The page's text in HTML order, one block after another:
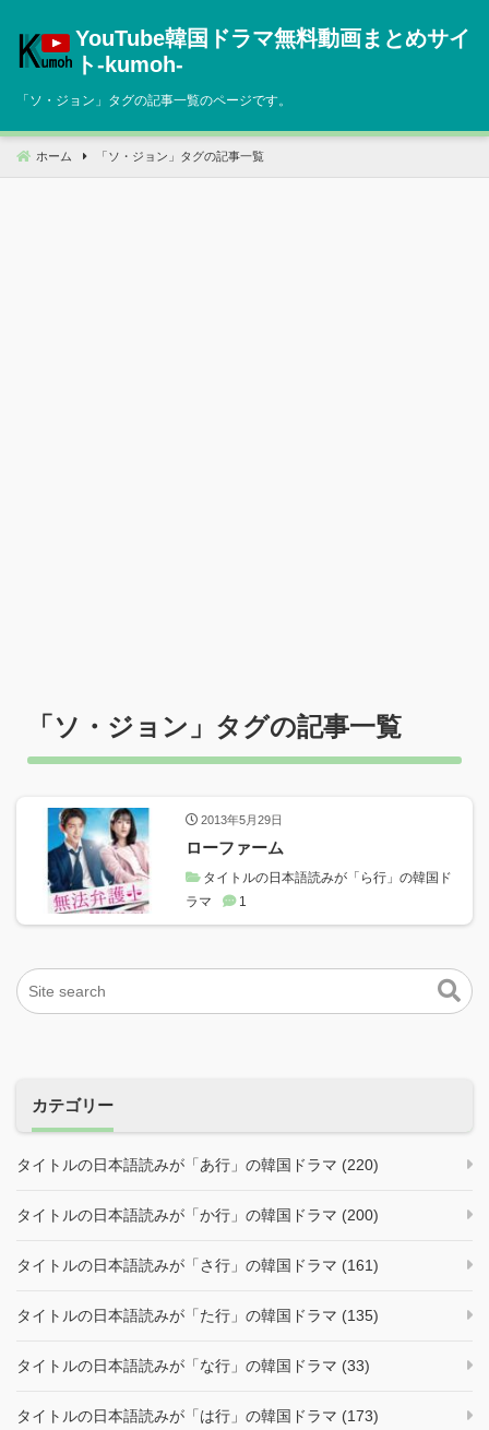
へ
動
YouTube韓国ドラマ無料動画まとめサイ
ト‐kumoh‐
「ソ・ジョン 」タグの記事一覧のページです。
ホーム 「 ソ・ジョン 」タグの記事一覧
「ソ・ジョン 」タグの記事一覧
2013年5月29日
ローファーム
タイトルの日本語読みが「ら行」の韓国ド
ラマ
1
カテゴリー
タイトルの日本語読みが「あ行」の韓国ドラマ (220)
タイトルの日本語読みが「か行」の韓国ドラマ (200)
タイトルの日本語読みが「さ行」の韓国ドラマ (161)
タイトルの日本語読みが「た行」の韓国ドラマ (135)
タイトルの日本語読みが「な行」の韓国ドラマ (33)
タイトルの日本語読みが「は行」の韓国ドラマ (173)